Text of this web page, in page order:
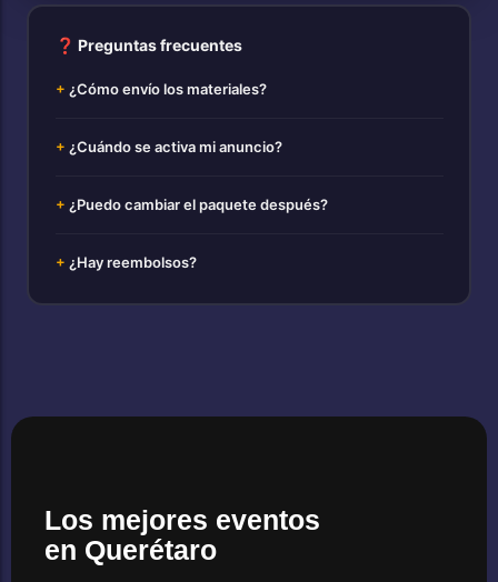
❓ Preguntas frecuentes
¿Cómo envío los materiales?
¿Cuándo se activa mi anuncio?
¿Puedo cambiar el paquete después?
¿Hay reembolsos?
Los mejores eventos
en Querétaro